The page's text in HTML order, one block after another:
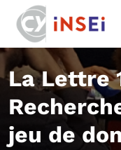
La Lettre
jeu de